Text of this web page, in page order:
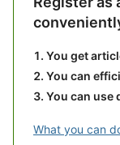
You get
You can
You can use
What you can